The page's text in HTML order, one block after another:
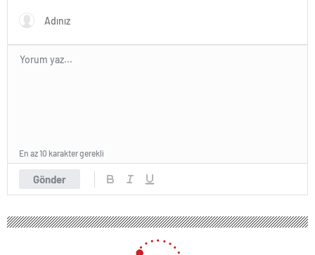
Gönder
En az 10 karakter gerekli